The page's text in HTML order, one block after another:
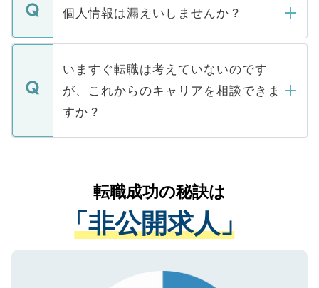
■応募殺到を避けるため 人気のある医療機
関を公にしてしまうと、応募が殺到する場
に、医療機関が求める条件に合った人材の
みを人材紹介会社に依頼するケースが増え
ています。
ん。また、仮に応募先から内定をいただい
定を承諾する必要はありません。内定先へ
の辞退の連絡はキャリアパートナーが行い
個人情報は漏えいしませんか？
個人情報が漏えいすることはありませんの
で、ご安心ください。当サイトからの登録
などで収集したご登録者様の個人情報は、
ご本人のキャリアアップおよび転職活動の
支援を目的に使用いたします。お預かりし
ているすべての個人データはご本人の許可
は、個人情報の取り扱いについての厳密な
管理基準を満たした事業者のみに付与され
る、プライバシーマークを取得済みです。
で、機密保持に関してもご安心ください。
いますぐ転職は考えていないのです
が、これからのキャリアを相談できま
すか？
かがいして、現在の医療機関の状況や紹介
経験をまじえながら、適切なアドバイスを
させていただきます。すぐにご転職をされ
ない方には、長期的なサポートが可能です
ので、まずはご登録ください。
転職成功の秘訣は
「非公開求人」